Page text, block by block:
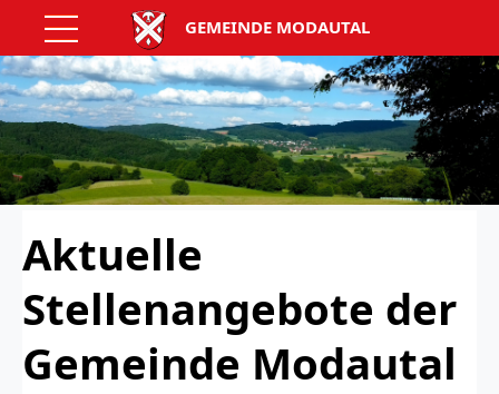
GEMEINDE MODAUTAL
Aktuelle
Stellenangebote der
Gemeinde Modautal